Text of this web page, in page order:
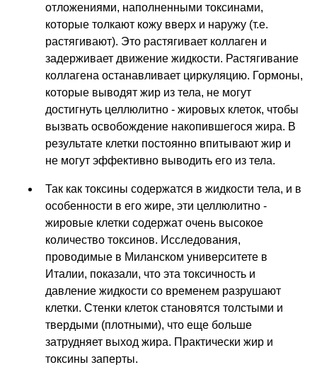
отложениями, наполненными токсинами,
которые толкают кожу вверх и наружу (т.е.
растягивают). Это растягивает коллаген и
задерживает движение жидкости. Растягивание
коллагена останавливает циркуляцию. Гормоны,
которые выводят жир из тела, не могут
достигнуть целлюлитно - жировых клеток, чтобы
вызвать освобождение накопившегося жира. В
результате клетки постоянно впитывают жир и
не могут эффективно выводить его из тела.
Так как токсины содержатся в жидкости тела, и в
особенности в его жире, эти целлюлитно -
жировые клетки содержат очень высокое
количество токсинов. Исследования,
проводимые в Миланском университете в
Италии, показали, что эта токсичность и
давление жидкости со временем разрушают
клетки. Стенки клеток становятся толстыми и
твердыми (плотными), что еще больше
затрудняет выход жира. Практически жир и
токсины заперты.